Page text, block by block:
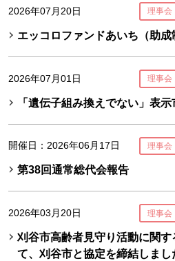
2026年07月20日 理事会
エッコロファンドあいち（助成
2026年07月01日 理事会
「遺伝子組み換えでない」表
開催日：2026年06月17日 理事会
第38回通常総代会報告
2026年03月20日 理事会
刈谷市高齢者見守り活動に関
て、刈谷市と協定を締結しまし